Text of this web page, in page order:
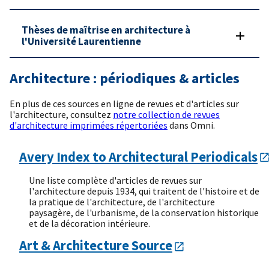
Thèses de maîtrise en architecture à
l'Université Laurentienne
Architecture : périodiques & articles
En plus de ces sources en ligne de revues et d'articles sur
l'architecture, consultez notre collection de revues
d'architecture imprimées répertoriées dans Omni.
Avery Index to Architectural Periodicals
Une liste complète d'articles de revues sur
l'architecture depuis 1934, qui traitent de l'histoire et de
la pratique de l'architecture, de l'architecture
paysagère, de l'urbanisme, de la conservation historique
et de la décoration intérieure.
Art & Architecture Source